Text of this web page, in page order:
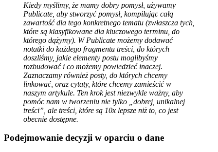
Kiedy myślimy, że mamy dobry pomysł, używamy
Publicate, aby stworzyć pomysł, kompilując całą
zawartość dla tego konkretnego tematu (zwłaszcza tych,
które są klasyfikowane dla kluczowego terminu, do
którego dążymy). W Publicate możemy dodawać
notatki do każdego fragmentu treści, do których
doszliśmy, jakie elementy postu moglibyśmy
rozbudować i co możemy powiedzieć inaczej.
Zaznaczamy również posty, do których chcemy
linkować, oraz cytaty, które chcemy zamieścić w
naszym artykule. Ten krok jest niezwykle ważny, aby
pomóc nam w tworzeniu nie tylko „dobrej, unikalnej
treści”, ale treści, które są 10x lepsze niż to, co jest
obecnie dostępne.
Podejmowanie decyzji w oparciu o dane